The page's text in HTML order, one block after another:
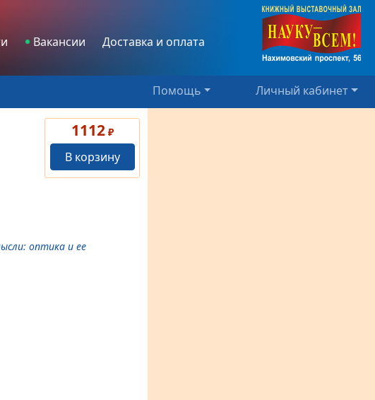
Вакансии
Доставка и оплата
Помощь Личный кабинет
1112₽
В корзину
оптика и ее